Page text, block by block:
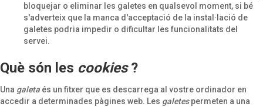
bloquejar o eliminar les galetes en qualsevol moment, si bé
s'adverteix que la manca d'acceptació de la instal·lació de
galetes podria impedir o dificultar les funcionalitats del
servei.
Què són les cookies?
Una galeta és un fitxer que es descarrega al vostre ordinador en
accedir a determinades pàgines web. Les galetespermeten a una